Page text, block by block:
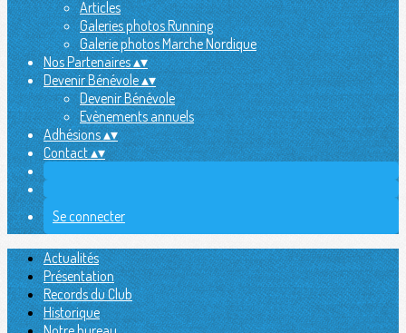
Articles
Galeries photos Running
Galerie photos Marche Nordique
Nos Partenaires▴▾
Devenir Bénévole▴▾
Devenir Bénévole
Evènements annuels
Adhésions▴▾
Contact▴▾
Se connecter
Actualités
Présentation
Records du Club
Historique